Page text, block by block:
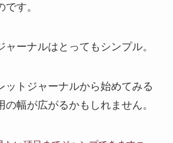
す。
ーナルはとってもシンプル。
ットジャーナルから始めてみる
の幅が広がるかもしれません。